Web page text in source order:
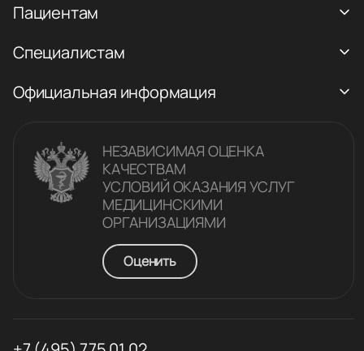
Пациентам
Специалистам
Официальная информация
НЕЗАВИСИМАЯ ОЦЕНКА
КАЧЕСТВАM
УСЛОВИЙ ОКАЗАНИЯ УСЛУГ
МЕДИЦИНСКИМИ
ОРГАНИЗАЦИЯМИ
Оценить